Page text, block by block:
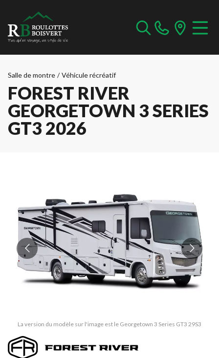
Salle de montre / Véhicule récréatif
FOREST RIVER
GEORGETOWN 3 SERIES
GT3 2026
La version du modèle sur l'image est le Georgetown 3 Series GT3 29S3